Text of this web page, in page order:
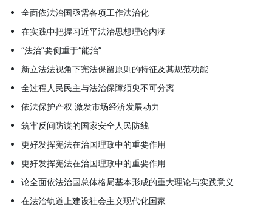
全面依法治国亟需各项工作法治化
在实践中把握习近平法治思想理论内涵
“法治”要侧重于“能治”
新立法法视角下宪法保留原则的特征及其规范功能
全过程人民民主与法治保障须臾不可分离
依法保护产权 激发市场经济发展动力
筑牢反间防谍的国家安全人民防线
更好发挥宪法在治国理政中的重要作用
更好发挥宪法在治国理政中的重要作用
论全面依法治国总体格局基本形成的重大理论与实践意义
在法治轨道上建设社会主义现代化国家